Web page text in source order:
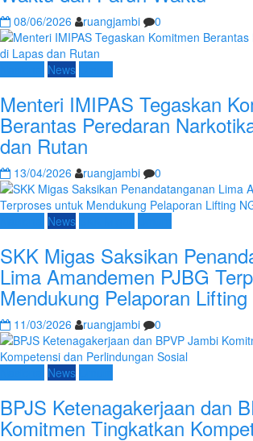
08/06/2026 ruangjambi 0
News
Menteri IMIPAS Tegaskan
Berantas Peredaran
dan Rutan
13/04/2026 ruangjambi 0
News
SKK Migas Saksikan
Lima Amandemen PJBG
Mendukung Pelaporan
11/03/2026 ruangjambi 0
News
BPJS Ketenagakerjaan dan
Komitmen Tingkatkan